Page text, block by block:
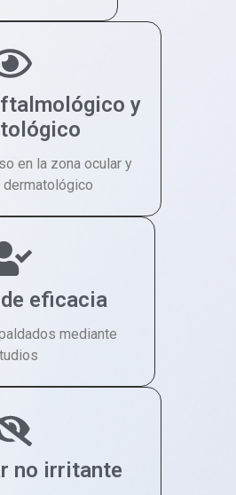
y
en la zona ocular y
dermatológico
eficacia
mediante
no irritante